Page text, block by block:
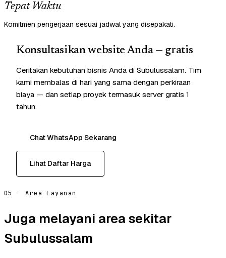
Tepat Waktu
Komitmen pengerjaan sesuai jadwal yang disepakati.
Konsultasikan website Anda — gratis
Ceritakan kebutuhan bisnis Anda di Subulussalam. Tim
kami membalas di hari yang sama dengan perkiraan
biaya — dan setiap proyek termasuk server gratis 1
tahun.
Chat WhatsApp Sekarang
Lihat Daftar Harga
05 — Area Layanan
Juga melayani area sekitar
Subulussalam